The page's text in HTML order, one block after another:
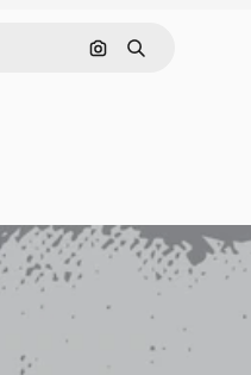
Cerca per immagine
Ricerca